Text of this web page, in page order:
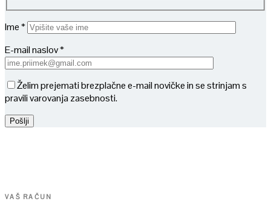
Ime *
E-mail naslov *
Želim prejemati brezplačne e-mail novičke in se strinjam s
pravili varovanja zasebnosti.
VAŠ RAČUN